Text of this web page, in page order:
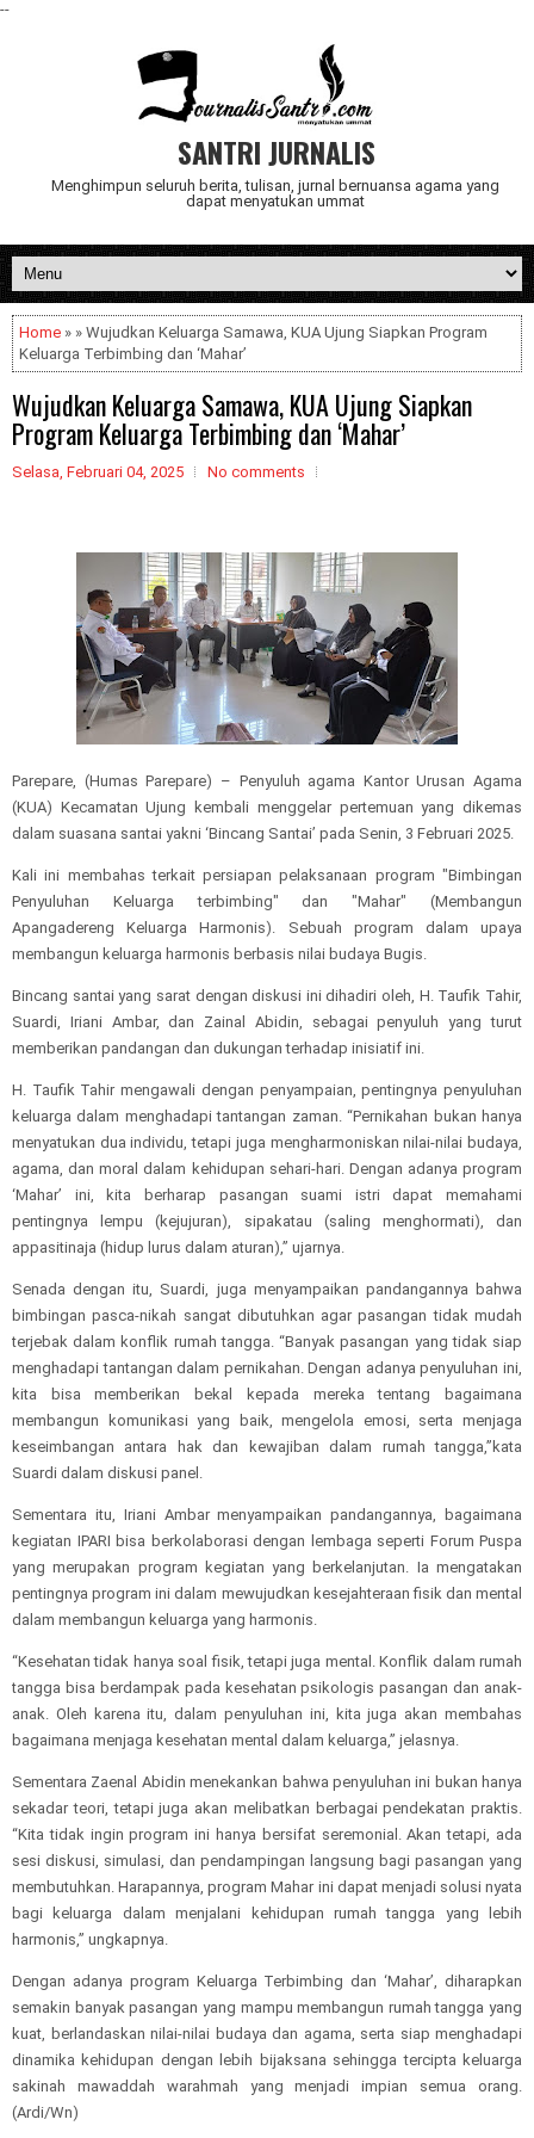
--
SANTRI JURNALIS
Menghimpun seluruh berita, tulisan, jurnal bernuansa agama yang
dapat menyatukan ummat
Home » » Wujudkan Keluarga Samawa, KUA Ujung Siapkan Program
Keluarga Terbimbing dan ‘Mahar’
Wujudkan Keluarga Samawa, KUA Ujung Siapkan
Program Keluarga Terbimbing dan ‘Mahar’
Selasa, Februari 04, 2025 No comments
Parepare, (Humas Parepare) – Penyuluh agama Kantor Urusan Agama
(KUA) Kecamatan Ujung kembali menggelar pertemuan yang dikemas
dalam suasana santai yakni ‘Bincang Santai’ pada Senin, 3 Februari 2025.
Kali ini membahas terkait persiapan pelaksanaan program "Bimbingan
Penyuluhan Keluarga terbimbing" dan "Mahar" (Membangun
Apangadereng Keluarga Harmonis). Sebuah program dalam upaya
membangun keluarga harmonis berbasis nilai budaya Bugis.
Bincang santai yang sarat dengan diskusi ini dihadiri oleh, H. Taufik Tahir,
Suardi, Iriani Ambar, dan Zainal Abidin, sebagai penyuluh yang turut
memberikan pandangan dan dukungan terhadap inisiatif ini.
H. Taufik Tahir mengawali dengan penyampaian, pentingnya penyuluhan
keluarga dalam menghadapi tantangan zaman. “Pernikahan bukan hanya
menyatukan dua individu, tetapi juga mengharmoniskan nilai-nilai budaya,
agama, dan moral dalam kehidupan sehari-hari. Dengan adanya program
‘Mahar’ ini, kita berharap pasangan suami istri dapat memahami
pentingnya lempu (kejujuran), sipakatau (saling menghormati), dan
appasitinaja (hidup lurus dalam aturan),” ujarnya.
Senada dengan itu, Suardi, juga menyampaikan pandangannya bahwa
bimbingan pasca-nikah sangat dibutuhkan agar pasangan tidak mudah
terjebak dalam konflik rumah tangga. “Banyak pasangan yang tidak siap
menghadapi tantangan dalam pernikahan. Dengan adanya penyuluhan ini,
kita bisa memberikan bekal kepada mereka tentang bagaimana
membangun komunikasi yang baik, mengelola emosi, serta menjaga
keseimbangan antara hak dan kewajiban dalam rumah tangga,”kata
Suardi dalam diskusi panel.
Sementara itu, Iriani Ambar menyampaikan pandangannya, bagaimana
kegiatan IPARI bisa berkolaborasi dengan lembaga seperti Forum Puspa
yang merupakan program kegiatan yang berkelanjutan. Ia mengatakan
pentingnya program ini dalam mewujudkan kesejahteraan fisik dan mental
dalam membangun keluarga yang harmonis.
“Kesehatan tidak hanya soal fisik, tetapi juga mental. Konflik dalam rumah
tangga bisa berdampak pada kesehatan psikologis pasangan dan anak-
anak. Oleh karena itu, dalam penyuluhan ini, kita juga akan membahas
bagaimana menjaga kesehatan mental dalam keluarga,” jelasnya.
Sementara Zaenal Abidin menekankan bahwa penyuluhan ini bukan hanya
sekadar teori, tetapi juga akan melibatkan berbagai pendekatan praktis.
“Kita tidak ingin program ini hanya bersifat seremonial. Akan tetapi, ada
sesi diskusi, simulasi, dan pendampingan langsung bagi pasangan yang
membutuhkan. Harapannya, program Mahar ini dapat menjadi solusi nyata
bagi keluarga dalam menjalani kehidupan rumah tangga yang lebih
harmonis,” ungkapnya.
Dengan adanya program Keluarga Terbimbing dan ‘Mahar’, diharapkan
semakin banyak pasangan yang mampu membangun rumah tangga yang
kuat, berlandaskan nilai-nilai budaya dan agama, serta siap menghadapi
dinamika kehidupan dengan lebih bijaksana sehingga tercipta keluarga
sakinah mawaddah warahmah yang menjadi impian semua orang.
(Ardi/Wn)